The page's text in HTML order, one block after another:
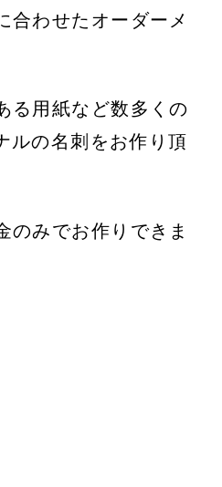
合わせたオーダーメ
る用紙など数多くの
ルの名刺をお作り頂
のみでお作りできま